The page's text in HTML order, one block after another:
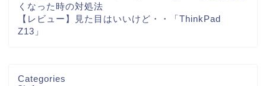
くなった時の対処法
【レビュー】見た目はいいけど・・「ThinkPad
Z13」
Categories